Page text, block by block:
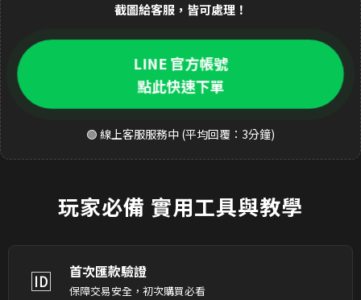
截圖給客服，皆可處理！
LINE 官方帳號
點此快速下單
🟢 線上客服服務中 (平均回覆：3分鐘)
玩家必備 實用工具與教學
🆔 首次匯款驗證
保障交易安全，初次購買必看